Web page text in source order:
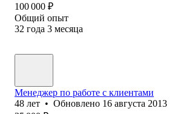
100 000 ₽
Общий опыт
32 года 3 месяца
Менеджер по работе с клиентами
48 лет • Обновлено 16 августа 2013